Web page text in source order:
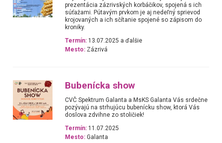
prezentácia zázrivských korbáčikov, spojená s ich
súťažami. Pútavým prvkom je aj nedeľný sprievod
krojovaných a ich sčítanie spojené so zápisom do
kroniky.
Termín: 13.07.2025 a ďalšie
Mesto: Zázrivá
Bubenícka show
CVČ Spektrum Galanta a MsKS Galanta Vás srdečne
pozývajú na strhujúcu bubenícku show, ktorá Vás
doslova zdvihne zo stoličiek!
Termín: 11.07.2025
Mesto: Galanta